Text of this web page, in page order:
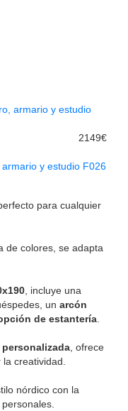
2149€
y estudio F026
para cualquier
de colores, se adapta
, incluye una
un arcón
de estantería
, ofrece
creatividad.
nórdico con la